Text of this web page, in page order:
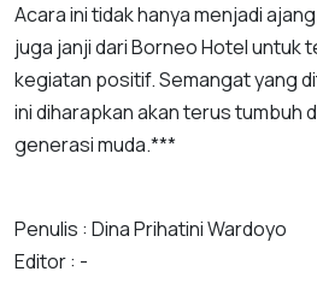
Acara ini tidak hanya menjadi
juga janji dari Borneo Hotel untuk
kegiatan positif. Semangat yang
ini diharapkan akan terus tumbuh
generasi muda.***
Penulis : Dina Prihatini Wardoyo
Editor : -